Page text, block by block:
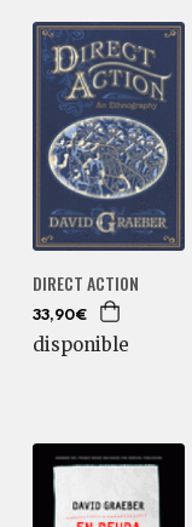
DIRECT ACTION
33,90€
disponible